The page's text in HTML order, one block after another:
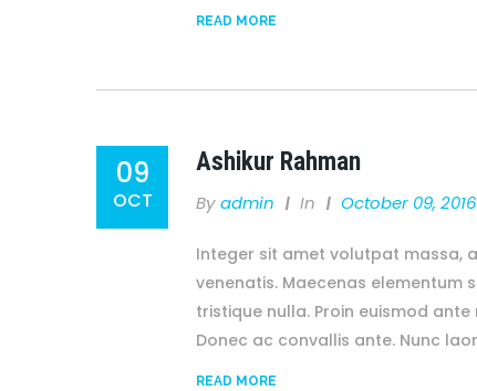
READ MORE
09
OCT
Ashikur Rahman
By Admin In October 09, 2016
Integer sit amet volutpat massa,
venenatis. Maecenas elementum
tristique nulla. Proin euismod
Donec ac convallis ante. Nunc
READ MORE